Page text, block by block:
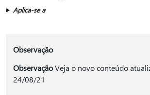
Aplica-se a
Observação
ObservaçãoVeja o novo conteúdo
24/08/21